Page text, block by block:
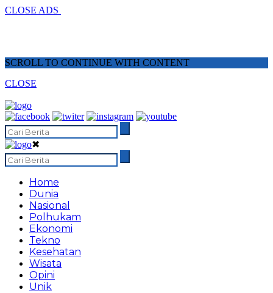
CLOSE ADS
SCROLL TO CONTINUE WITH CONTENT
CLOSE
✖
Home
Dunia
Nasional
Polhukam
Ekonomi
Tekno
Kesehatan
Wisata
Opini
Unik